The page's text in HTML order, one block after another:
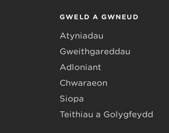
GWELD A GWNEUD
Atyniadau
Gweithgareddau
Adloniant
Chwaraeon
Siopa
Teithiau a Golygfeydd